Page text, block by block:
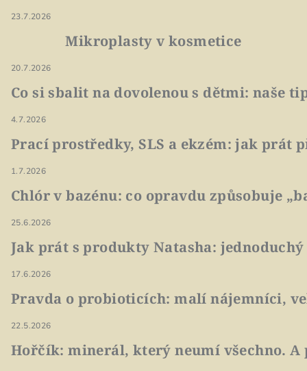
23.7.2026
Mikroplasty v kosmetice
20.7.2026
Co si sbalit na dovolenou s dětmi: naše
4.7.2026
Prací prostředky, SLS a ekzém: jak prát
1.7.2026
Chlór v bazénu: co opravdu způsobuje
25.6.2026
Jak prát s produkty Natasha:
17.6.2026
Pravda o probioticích: malí nájemníci,
22.5.2026
Hořčík: minerál, který neumí všechno.